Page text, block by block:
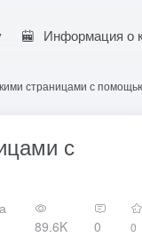
Информация о
страницами с
с
89.6K 0 0